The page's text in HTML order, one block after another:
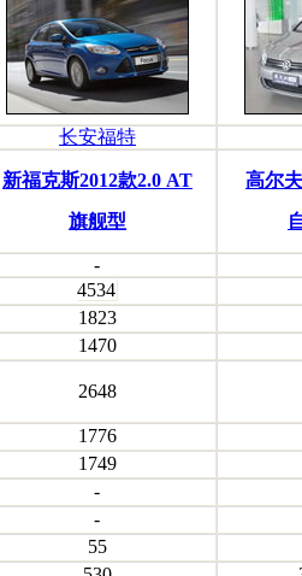
长安福特
新福克斯2012款2.0 AT
旗舰型
高尔
-
4534
1823
1470
2648
1776
1749
-
-
55